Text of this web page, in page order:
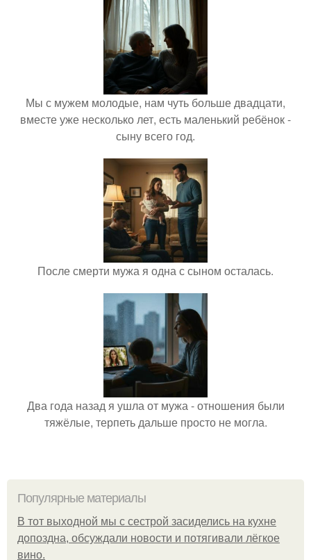
Мы с мужем молодые, нам чуть больше двадцати,
вместе уже несколько лет, есть маленький ребёнок -
сыну всего год.
После смерти мужа я одна с сыном осталась.
Два года назад я ушла от мужа - отношения были
тяжёлые, терпеть дальше просто не могла.
Популярные материалы
В тот выходной мы с сестрой засиделись на кухне
допоздна, обсуждали новости и потягивали лёгкое
вино.